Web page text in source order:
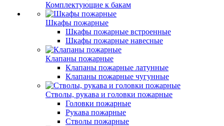
Комплектующие к бакам
Шкафы пожарные
Шкафы пожарные встроенные
Шкафы пожарные навесные
Клапаны пожарные
Клапаны пожарные латунные
Клапаны пожарные чугунные
Стволы, рукава и головки пожарные
Головки пожарные
Рукава пожарные
Стволы пожарные